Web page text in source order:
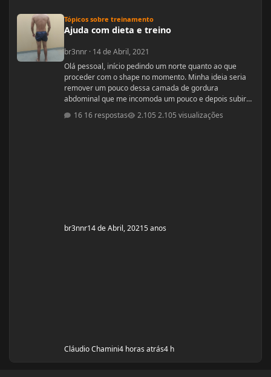
Ajuda com dieta e treino
Tópicos sobre treinamento
Ajuda com dieta e treino
br3nnr · 14 de Abril, 2021
Olá pessoal, início pedindo um norte quanto ao que
proceder com o shape no momento. Minha ideia seria
remover um pouco dessa camada de gordura
abdominal que me incomoda um pouco e depois subir
pra um off-season bem feito. Fiquem a vontade pra
ajudar! Idade: 24 Altura: 187 Peso: 80
16 respostas 2.105 visualizações
br3nnr14 de Abril, 20215 anos
Cláudio Chamini4 horas atrás4 h